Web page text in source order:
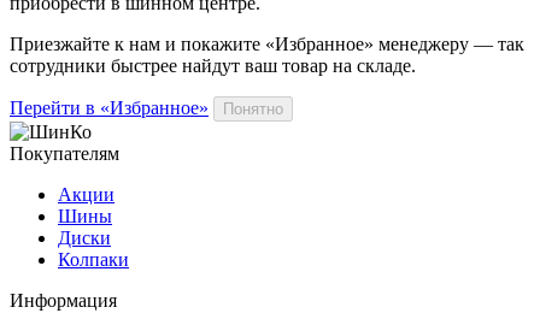
Приезжайте к нам и покажите «Избранное» менеджеру — так
сотрудники быстрее найдут ваш товар на складе.
Перейти в «Избранное» Понятно
Покупателям
Акции
Шины
Диски
Колпаки
Информация